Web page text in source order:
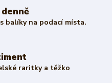
balíky na podací místa.
raritky a těžko